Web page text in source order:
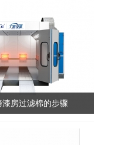
房过滤棉的步骤